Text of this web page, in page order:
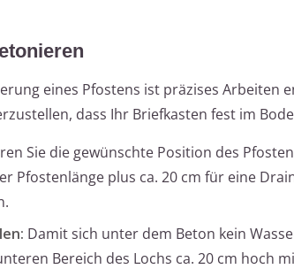
eines Pfostens ist präzises Arbeiten
dass Ihr Briefkasten fest im
Sie die gewünschte Position des
Pfostenlänge plus ca. 20 cm für eine
Damit sich unter dem Beton kein
Bereich des Lochs ca. 20 cm hoch